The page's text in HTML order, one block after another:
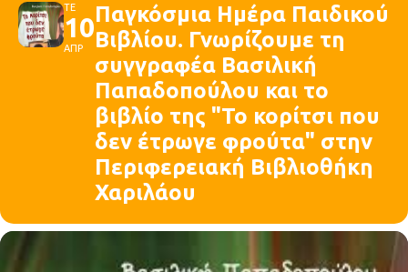
ΤΕ
10
ΑΠΡ
Παγκόσμια Ημέρα Παιδικού
Βιβλίου. Γνωρίζουμε τη
συγγραφέα Βασιλική
Παπαδοπούλου και το
βιβλίο της "Το κορίτσι που
δεν έτρωγε φρούτα" στην
Περιφερειακή Βιβλιοθήκη
Χαριλάου